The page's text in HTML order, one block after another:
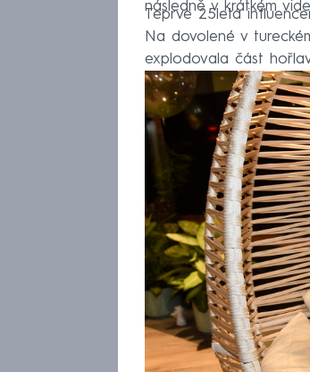
následně v krátkém
Teprve 25letá
Na dovolené v
explodovala část